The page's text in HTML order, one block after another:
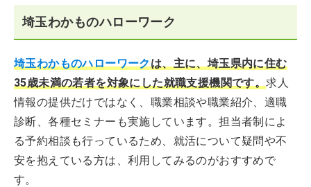
埼玉わかものハローワーク
埼玉わかものハローワークは、主に、埼玉県内に住む
35歳未満の若者を対象にした就職支援機関です。求人
情報の提供だけではなく、職業相談や職業紹介、適職
診断、各種セミナーも実施しています。担当者制によ
る予約相談も行っているため、就活について疑問や不
安を抱えている方は、利用してみるのがおすすめで
す。